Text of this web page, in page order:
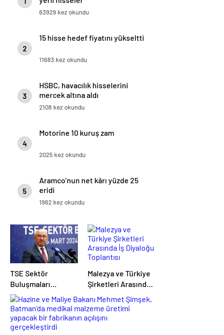
63929 kez okundu
2
15 hisse hedef fiyatını yükseltti
11683 kez okundu
3
HSBC, havacılık hisselerini
mercek altına aldı
2108 kez okundu
4
Motorine 10 kuruş zam
2025 kez okundu
5
Aramco’nun net kârı yüzde 25
eridi
1962 kez okundu
TSE Sektör
Buluşmaları
Toplantısı
Erzurum’da
Gerçekleştirildi
Malezya ve Türkiye
Şirketleri Arasında
İş Diyaloğu
Toplantısı
Gerçekleştirildi